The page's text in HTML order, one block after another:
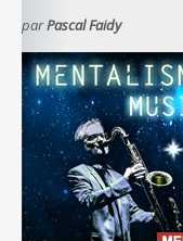
parPascal Faidy